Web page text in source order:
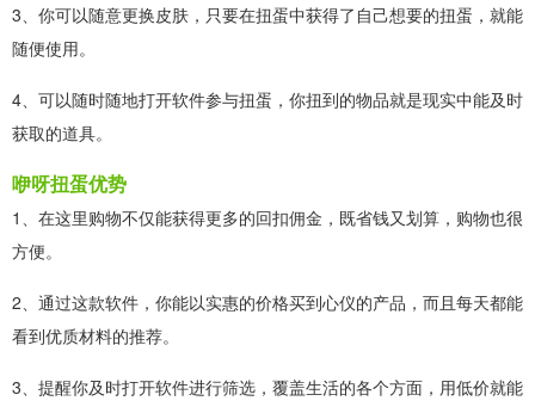
3、你可以随意更换皮肤，只要在扭蛋中获得了自己想要的扭蛋，就能
随便使用。
4、可以随时随地打开软件参与扭蛋，你扭到的物品就是现实中能及时
获取的道具。
咿呀扭蛋优势
1、在这里购物不仅能获得更多的回扣佣金，既省钱又划算，购物也很
方便。
2、通过这款软件，你能以实惠的价格买到心仪的产品，而且每天都能
看到优质材料的推荐。
3、提醒你及时打开软件进行筛选，覆盖生活的各个方面，用低价就能